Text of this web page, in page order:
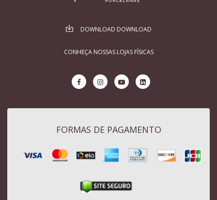
DOWNLOAD DOWNLOAD
CONHEÇA NOSSAS LOJAS FÍSICAS
FORMAS DE PAGAMENTO